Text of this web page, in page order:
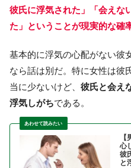
彼氏に浮気された」「会えな
た」ということが現実的な確
基本的に浮気の心配がない彼
なら話は別だ。特に女性は彼
当に少ないけど、 彼氏と会え
浮気しがちである。
心
彼
と